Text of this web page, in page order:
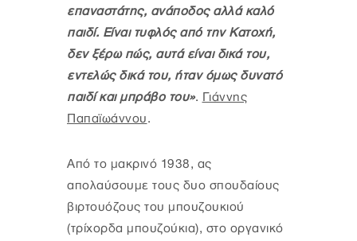
επαναστάτης, ανάποδος αλλά καλό
παιδί. Είναι τυφλός από την Κατοχή,
δεν ξέρω πώς, αυτά είναι δικά του,
εντελώς δικά του, ήταν όμως δυνατό
παιδί και μπράβο του». Γιάννης
Παπαϊωάννου.
Από το μακρινό 1938, ας
απολαύσουμε τους δυο σπουδαίους
βιρτουόζους του μπουζουκιού
(τρίχορδα μπουζούκια), στο οργανικό